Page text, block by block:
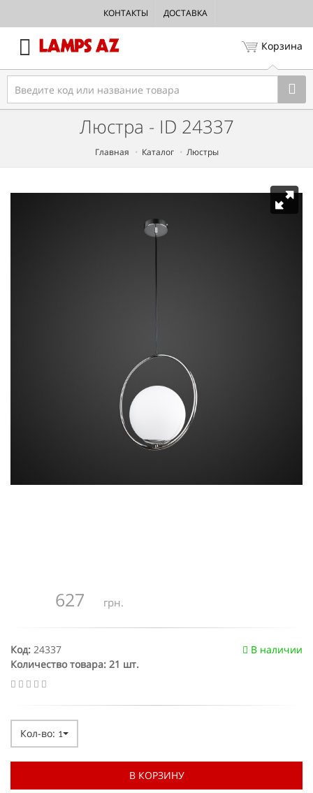
КОНТАКТЫ ДОСТАВКА
Корзина
Люстра - ID 24337
Главная Каталог Люстры
627 грн.
В наличии
Код: 24337
Количество товара: 21 шт.
Кол-во: 1
В КОРЗИНУ